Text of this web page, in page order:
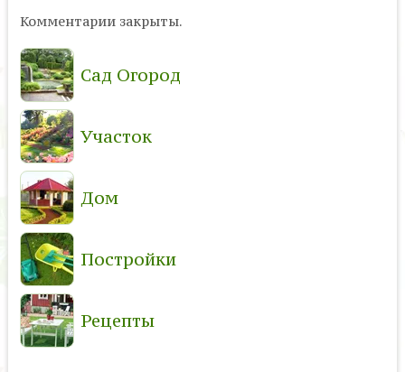
Комментарии закрыты.
Сад Огород
Участок
Дом
Постройки
Рецепты